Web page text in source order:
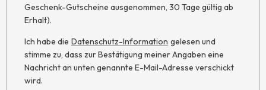
Geschenk-Gutscheine ausgenommen, 30 Tage gültig ab
Erhalt).
Ich habe die Datenschutz-Information gelesen und
stimme zu, dass zur Bestätigung meiner Angaben eine
Nachricht an unten genannte E-Mail-Adresse verschickt
wird.